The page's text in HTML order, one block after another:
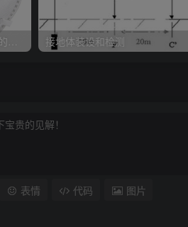
KN95/N95医用口罩与静电的秘密关系 接地体装设和检测
表情 代码 图片